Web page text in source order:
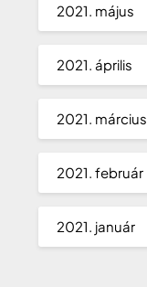
2021. május
2021. április
2021. március
2021. február
2021. január